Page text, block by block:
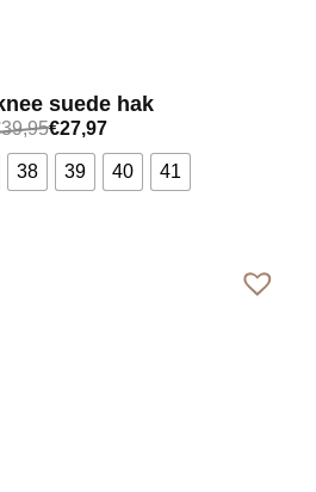
suede hak
39,95€27,97
38 39 40 41